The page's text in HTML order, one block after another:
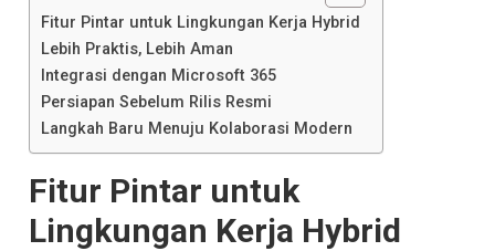
Fitur Pintar untuk Lingkungan Kerja Hybrid
Lebih Praktis, Lebih Aman
Integrasi dengan Microsoft 365
Persiapan Sebelum Rilis Resmi
Langkah Baru Menuju Kolaborasi Modern
Fitur Pintar untuk
Lingkungan Kerja Hybrid